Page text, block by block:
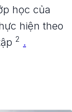
học của
hiện theo
2 .